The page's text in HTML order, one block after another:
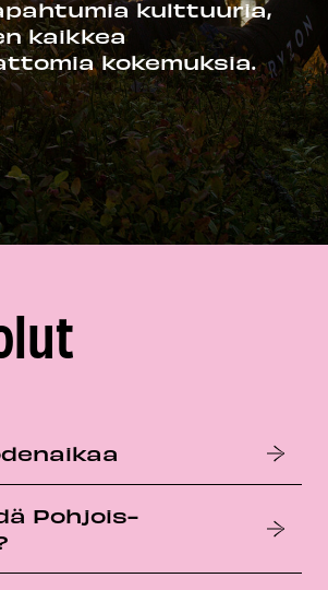
kulttuuria,
kaikkea
kokemuksia.
Pohjois-